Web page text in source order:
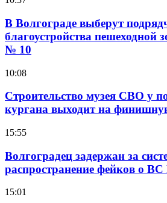
В Волгограде выберут
благоустройства пешеходной
№ 10
10:08
Строительство музея СВО у
кургана выходит на
15:55
Волгоградец задержан за
распространение фейков о
15:01